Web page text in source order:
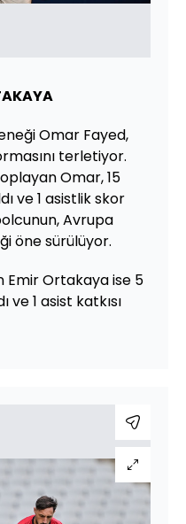
Omar Fayed,
terletiyor.
Omar, 15
ve 1 asistlik skor
Avrupa
öne sürülüyor.
Emir Ortakaya ise 5
ve 1 asist katkısı